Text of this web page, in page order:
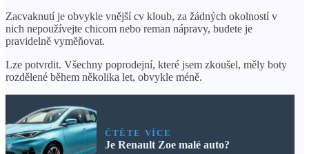
Zacvaknutí je obvykle vnější cv kloub, za žádných okolností v
nich nepoužívejte chicom nebo reman nápravy, budete je
pravidelně vyměňovat.
Lze potvrdit. Všechny poprodejní, které jsem zkoušel, měly boty
rozdělené během několika let, obvykle méně.
ČTĚTE VÍCE
Je Renault Zoe malé auto?